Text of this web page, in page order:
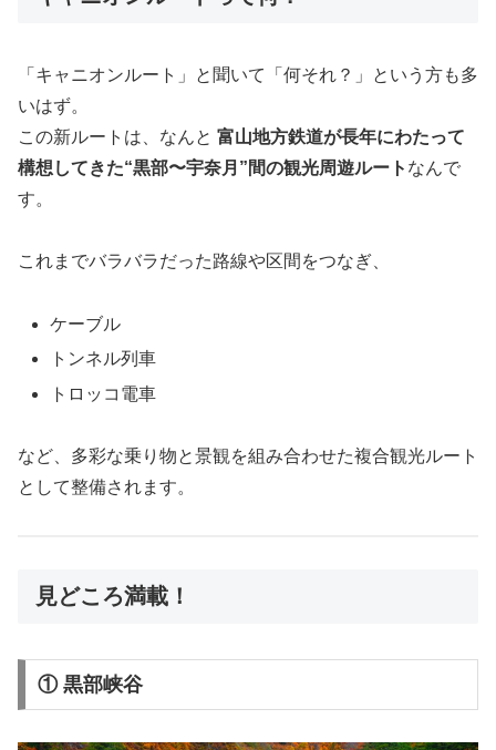
「キャニオンルート」と聞いて「何それ？」という方も多
いはず。
この新ルートは、なんと 富山地方鉄道が長年にわたって
構想してきた“黒部〜宇奈月”間の観光周遊ルート なんで
す。
これまでバラバラだった路線や区間をつなぎ、
ケーブル
トンネル列車
トロッコ電車
など、多彩な乗り物と景観を組み合わせた複合観光ルート
として整備されます。
見どころ満載！
① 黒部峡谷